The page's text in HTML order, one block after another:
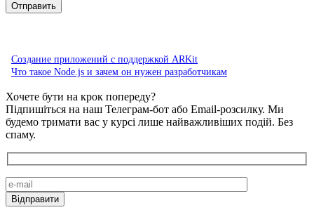
Создание приложений с поддержкой ARKit
Что такое Node.js и зачем он нужен разработчикам
Хочете бути на крок попереду?
Підпишіться на наш Телеграм-бот або Email-розсилку. Ми
будемо тримати вас у курсі лише найважливіших подій. Без
спаму.